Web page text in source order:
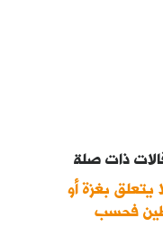
ذات صلة
يتعلق بغزة أو
فحسب